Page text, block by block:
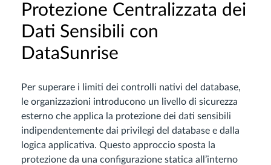
Protezione Centralizzata dei
Dati Sensibili con
DataSunrise
Per superare i limiti dei controlli nativi del database,
le organizzazioni introducono un livello di sicurezza
esterno che applica la protezione dei dati sensibili
indipendentemente dai privilegi del database e dalla
logica applicativa. Questo approccio sposta la
protezione da una configurazione statica all’interno